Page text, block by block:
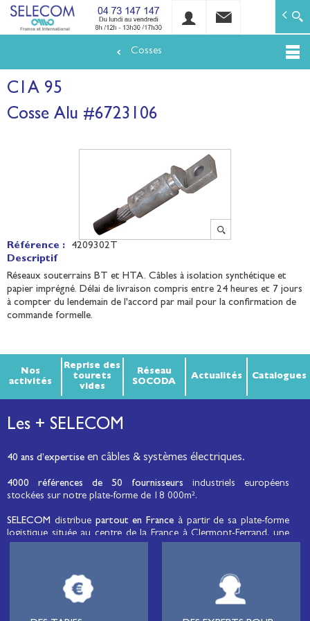
au
contenu
SELECOM
Matériels de réseaux électriques basse tension et
Cosses
C1A 95
Cosse Alu #6723106
Référence :
4209302T
Descriptif
Réseaux souterrains BT et HTA. Câbles à isolation synthétique et
papier imprégné. Délai de livraison compris entre 24 heures et 7 jours
à compter du lendemain de l'accord par mail pour la confirmation de
commande formelle.
Nos
activités
Reprise des
tourets
vides
Réseau
SOCODA
Actualités Catalogues
Les + SELECOM
40 ans d’expertise en câbles & systèmes électriques.
4000 références de 50 fournisseurs industriels européens
stockées sur notre plate-forme de 18 000m².
SELECOM distribue partout en France à partir de sa plate-forme
logistique située au centre de la France à Clermont-Ferrand, une
, de matériel
d’éclairage public et d'éco-mobilité destinée aux professionnels de